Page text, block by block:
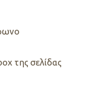
της σελίδας